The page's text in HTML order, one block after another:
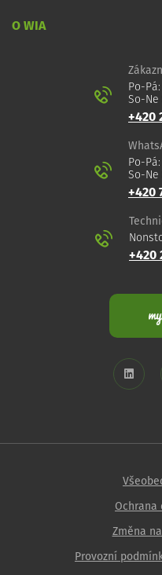
O WIA
Po-
So-Ne
+420
Po-
So-Ne
+420
+420
Ochrana
Změna
Provozní